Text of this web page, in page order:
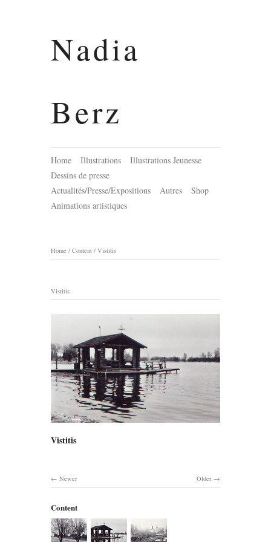
Nadia
Berz
Home Illustrations
Illustrations Jeunesse
Dessins de presse
Actualités/Presse/Expositions
Autres
Shop
Animations artistiques
Home / Content / Vistitis
Vistitis
Vistitis
Older
Newer
Content